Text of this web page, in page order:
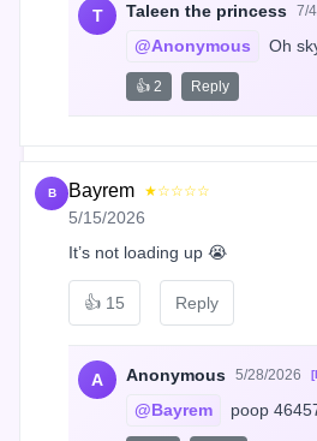
T Taleen the princess 7/
@Anonymous Oh
👍 2 Reply
B Bayrem ★☆☆☆☆
5/15/2026
It’s not loading up 😭
👍 15 Reply
A Anonymous 5/28/2026
@Bayrem poop